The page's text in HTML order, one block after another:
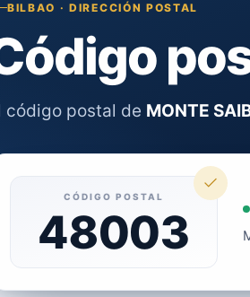
BILBAO · DIRECCIÓN POSTAL
código postal de MONTE
CÓDIGO POSTAL
48003